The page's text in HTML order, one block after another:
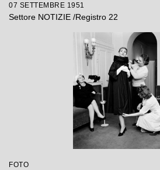
07 SETTEMBRE 1951
Settore NOTIZIE /Registro 22
FOTO